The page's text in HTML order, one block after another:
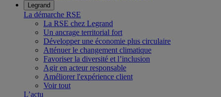
Legrand
La démarche RSE
La RSE chez Legrand
Un ancrage territorial fort
Développer une économie plus circulaire
Atténuer le changement climatique
Favoriser la diversité et l’inclusion
Agir en acteur responsable
Améliorer l'expérience client
Voir tout
L’actu